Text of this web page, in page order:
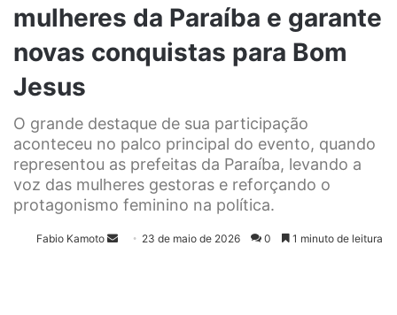
mulheres da Paraíba e garante
novas conquistas para Bom
Jesus
O grande destaque de sua participação
aconteceu no palco principal do evento, quando
representou as prefeitas da Paraíba, levando a
voz das mulheres gestoras e reforçando o
protagonismo feminino na política.
Fabio Kamoto 23 de maio de 2026 0 1 minuto de leitura